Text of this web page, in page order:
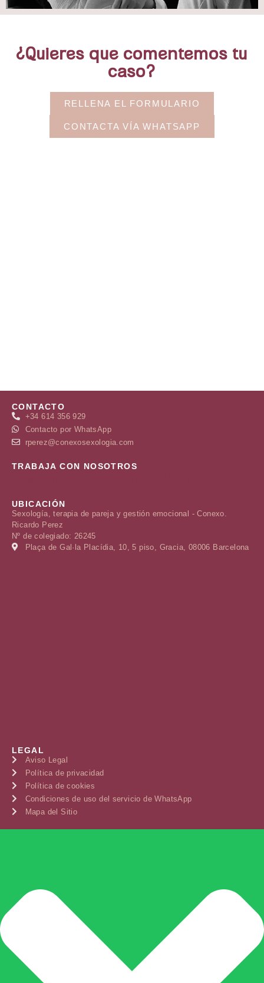
¿Quieres que comentemos tu
caso?
RELLENA EL FORMULARIO
CONTACTA VÍA WHATSAPP
CONTACTO
+34 614 356 929
Contacto por WhatsApp
rperez@conexosexologia.com
TRABAJA CON NOSOTROS
UBICACIÓN
Sexología, terapia de pareja y gestión emocional - Conexo.
Ricardo Perez
Nº de colegiado: 26245
Plaça de Gal·la Placídia, 10, 5 piso, Gracia, 08006 Barcelona
LEGAL
Aviso Legal
Política de privacidad
Política de cookies
Condiciones de uso del servicio de WhatsApp
Mapa del Sitio